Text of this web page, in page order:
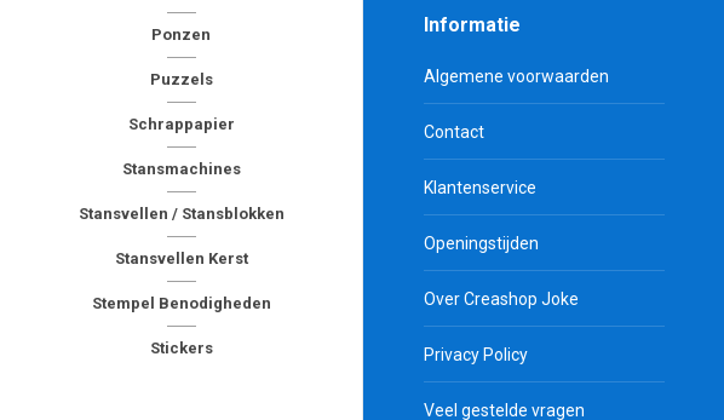
Ponzen
Puzzels
Schrappapier
Stansmachines
Stansvellen / Stansblokken
Stansvellen Kerst
Stempel Benodigheden
Stickers
Informatie
Algemene voorwaarden
Contact
Klantenservice
Openingstijden
Over Creashop Joke
Privacy Policy
Veel gestelde vragen